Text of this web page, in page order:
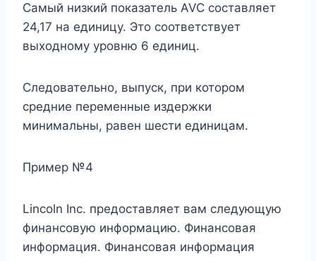
Самый низкий показатель AVC составляет
24,17 на единицу. Это соответствует
выходному уровню 6 единиц.
Следовательно, выпуск, при котором
средние переменные издержки
минимальны, равен шести единицам.
Пример №4
Lincoln Inc. предоставляет вам следующую
финансовую информацию. Финансовая
информация. Финансовая информация